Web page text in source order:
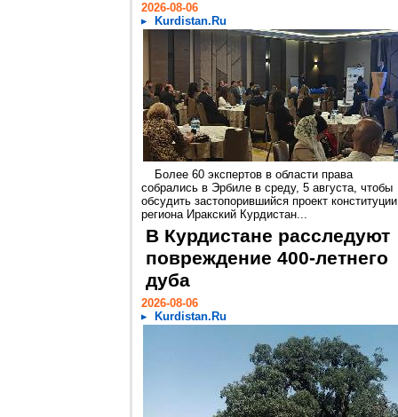
2026-08-06
Kurdistan.Ru
Более 60 экспертов в области права
собрались в Эрбиле в среду, 5 августа, чтобы
обсудить застопорившийся проект конституции
региона Иракский Курдистан...
В Курдистане расследуют
повреждение 400-летнего
дуба
2026-08-06
Kurdistan.Ru